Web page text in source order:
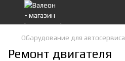
Оборудование для автосервиса
Ремонт двигателя